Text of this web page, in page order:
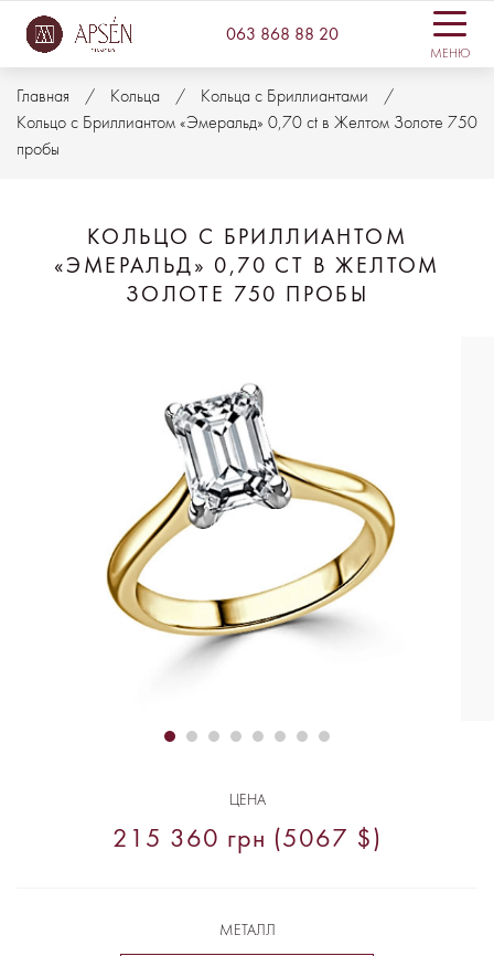
063 868 88 20
МЕНЮ
Главная Кольца
Кольца с Бриллиантами
Кольцо с Бриллиантом «Эмеральд» 0,70 ct в Желтом Золоте 750
пробы
КОЛЬЦО С БРИЛЛИАНТОМ
«ЭМЕРАЛЬД» 0,70 CT В ЖЕЛТОМ
ЗОЛОТЕ 750 ПРОБЫ
ЦЕНА
215 360 грн (5067 $)
МЕТАЛЛ